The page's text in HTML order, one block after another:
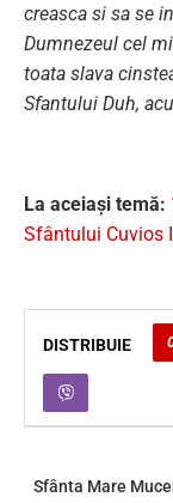
creasca si sa se
Dumnezeul cel
toata slava
Sfantului Duh,
La aceiași temă:
Sfântului Cuvios
DISTRIBUIE
Sfânta Mare